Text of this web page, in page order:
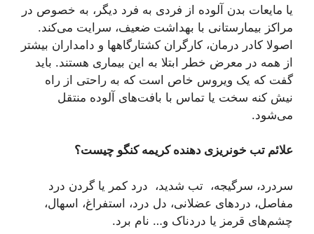
یا مایعات بدن آلوده از فردی به فرد دیگر، به خصوص در
مراکز بیمارستانی با بھداشت ضعیف، سرایت می‌کند.
اصولا کادر درمان، کارگران کشتارگاهھا و دامداران بیشتر
از همه در معرض خطر ابتلا به این بیماری هستند. باید
گفت که یک ویروس خاص است که به راحتی از راه
نیش کنه سخت یا تماس با بافت‌های آلوده منتقل
می‌شود.
علائم تب خونریزی دهنده کریمه کنگو چیست؟
سردرد، سرگیجه، تب شدید، درد کمر یا گردن درد
مفاصل، درد‌های عضلانی، دل درد، استفراغ، اسھال،
چشم‌های قرمز یا دردناک و… نام برد.